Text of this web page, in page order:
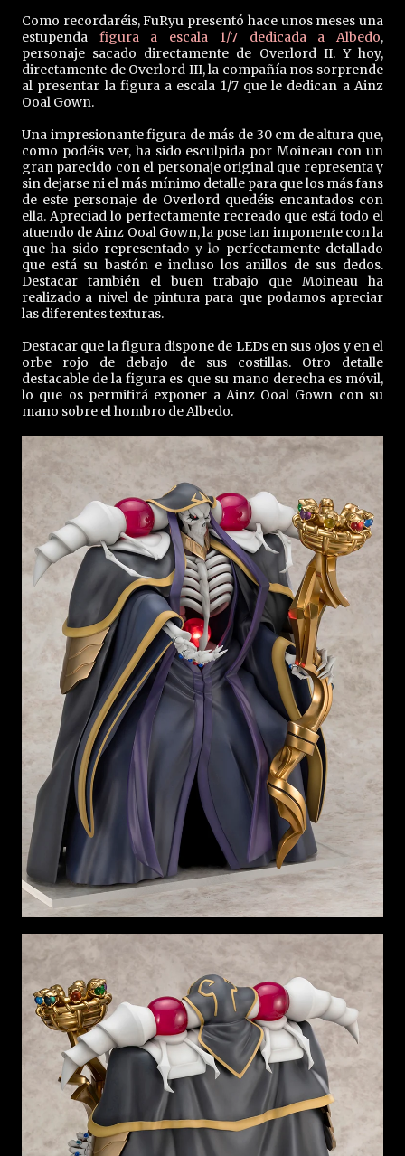
Como recordaréis, FuRyu presentó hace unos meses una
estupenda figura a escala 1/7 dedicada a Albedo,
personaje sacado directamente de Overlord II. Y hoy,
directamente de Overlord III, la compañía nos sorprende
al presentar la figura a escala 1/7 que le dedican a Ainz
Ooal Gown.
Una impresionante figura de más de 30 cm de altura que,
como podéis ver, ha sido esculpida por Moineau con un
gran parecido con el personaje original que representa y
sin dejarse ni el más mínimo detalle para que los más fans
de este personaje de Overlord quedéis encantados con
ella. Apreciad lo perfectamente recreado que está todo el
atuendo de Ainz Ooal Gown, la pose tan imponente con la
que ha sido representado y lo perfectamente detallado
que está su bastón e incluso los anillos de sus dedos.
Destacar también el buen trabajo que Moineau ha
realizado a nivel de pintura para que podamos apreciar
las diferentes texturas.
Destacar que la figura dispone de LEDs en sus ojos y en el
orbe rojo de debajo de sus costillas. Otro detalle
destacable de la figura es que su mano derecha es móvil,
lo que os permitirá exponer a Ainz Ooal Gown con su
mano sobre el hombro de Albedo.